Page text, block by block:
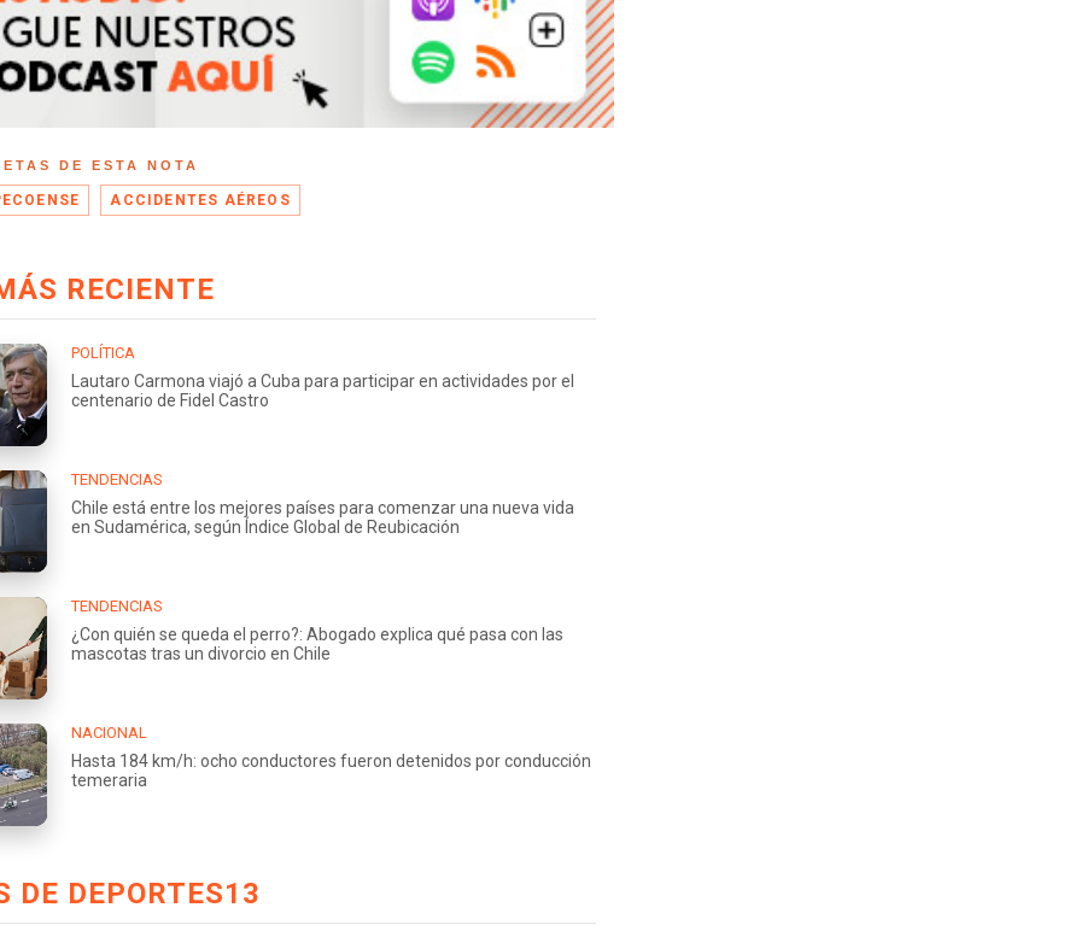
DE ESTA NOTA
ACCIDENTES AÉREOS
RECIENTE
POLÍTICA
Lautaro Carmona viajó a Cuba para participar en actividades por el
centenario de Fidel Castro
TENDENCIAS
Chile está entre los mejores países para comenzar una nueva vida
en Sudamérica, según Índice Global de Reubicación
TENDENCIAS
¿Con quién se queda el perro?: Abogado explica qué pasa con las
mascotas tras un divorcio en Chile
NACIONAL
Hasta 184 km/h: ocho conductores fueron detenidos por conducción
temeraria
DE DEPORTES13